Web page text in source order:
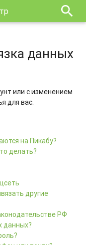
search
данных
или с изменением
для вас.
на Пикабу?
делать?
другие
РФ
данных?